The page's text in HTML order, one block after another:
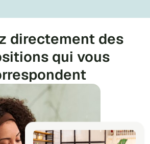
directement des
qui vous